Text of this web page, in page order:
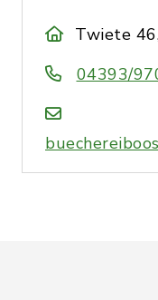
Twiete
04393/